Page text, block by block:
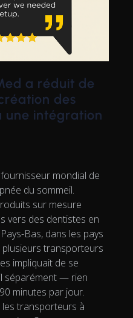
a réduit de
des
une intégration
mondial de
du sommeil.
sur mesure
vers des dentistes en
Bas, dans les pays
plusieurs transporteurs
impliquait de se
séparément — rien
minutes par jour.
transporteurs à